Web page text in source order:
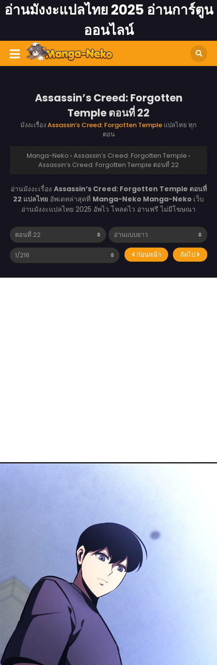
อ่านมังงะแปลไทย 2025 อ่านการ์ตูน
ออนไลน์
Assassin’s Creed: Forgotten
Temple ตอนที่ 22
มังงะเรื่องAssassin’s Creed: Forgotten Temple แปลไทย ทุก
ตอน
Manga-Neko › Assassin’s Creed: Forgotten Temple ›
Assassin’s Creed: Forgotten Temple ตอนที่ 22
อ่านมังงะเรื่อง Assassin’s Creed: Forgotten Temple ตอนที่
22 แปลไทย อัพเดทล่าสุดที่ Manga-Neko Manga-Neko เว็บ
อ่านมังงะแปลไทย 2025 อัพไว โหลดไว อ่านฟรี ไม่มีโฆษณา
ก่อนหน้า ถัดไป